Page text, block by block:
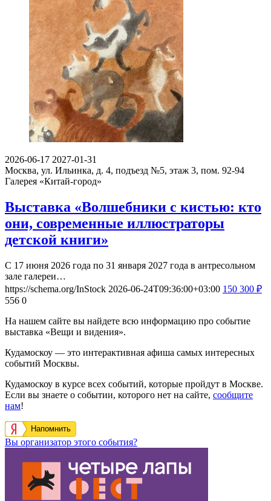
2026-06-17 2027-01-31
Москва, ул. Ильинка, д. 4, подъезд №5, этаж 3, пом. 92-94
Галерея «Китай-город»
Выставка «Волшебники с кистью: кто
они, современные иллюстраторы
детской книги»
С 17 июня 2026 года по 31 января 2027 года в антресольном
зале галереи…
https://schema.org/InStock 2026-06-24T09:36:00+03:00 150 300 ₽
556 0
На нашем сайте вы найдете всю информацию про событие
выставка «Вещи и видения».
Кудамоскоу — это интерактивная афиша самых интересных
событий Москвы.
Кудамоскоу в курсе всех событий, которые пройдут в Москве.
Если вы знаете о событии, которого нет на сайте, сообщите
нам!
Напомнить
Вы организатор этого события?